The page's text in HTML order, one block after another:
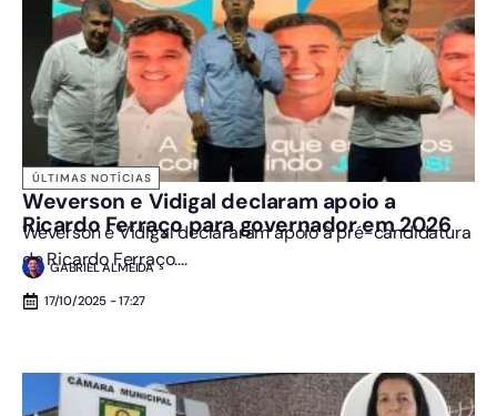
ÚLTIMAS NOTÍCIAS
Weverson e Vidigal declaram apoio a
Ricardo Ferraço para governador em 2026
Weverson e Vidigal declararam apoio à pré-candidatura
de Ricardo Ferraço....
GABRIEL ALMEIDA
17/10/2025 - 17:27